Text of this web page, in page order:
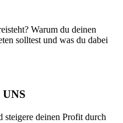
Warum du deinen
solltest und was du dabei
steigere deinen Profit durch